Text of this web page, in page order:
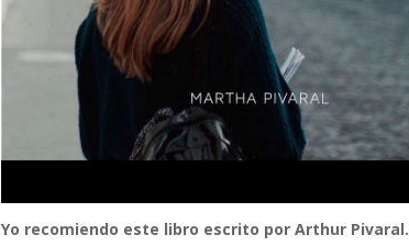
Yo recomiendo este libro escrito por Arthur Pivaral.